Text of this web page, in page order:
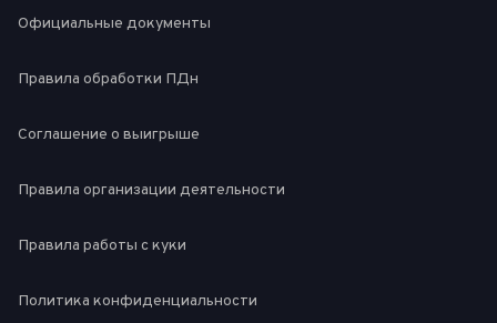
Официальные документы
Правила обработки ПДн
Соглашение о выигрыше
Правила организации деятельности
Правила работы с куки
Политика конфиденциальности